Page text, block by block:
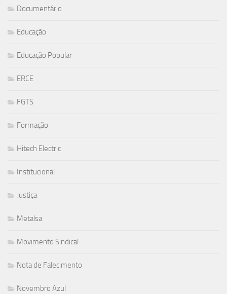
Documentário
Educação
Educação Popular
ERCE
FGTS
Formação
Hitech Electric
Institucional
Justiça
Metalsa
Movimento Sindical
Nota de Falecimento
Novembro Azul